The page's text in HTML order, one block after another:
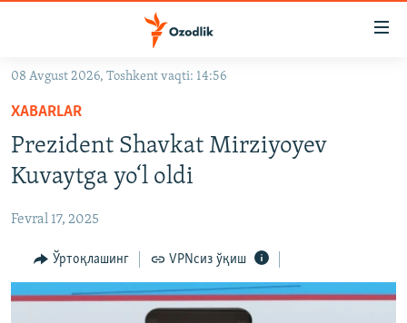
Асосий
навигацияга
ўтинг
Қидиришга
OZODVIDEO
На русском
ИЖТИМОИЙ ТАРМОҚЛАР
08 Avgust 2026, Toshkent vaqti: 14:56
XABARLAR
Prezident Shavkat Mirziyoyev
Kuvaytga yo‘l oldi
Fevral 17, 2025
Ўртоқлашинг VPNсиз ўқиш